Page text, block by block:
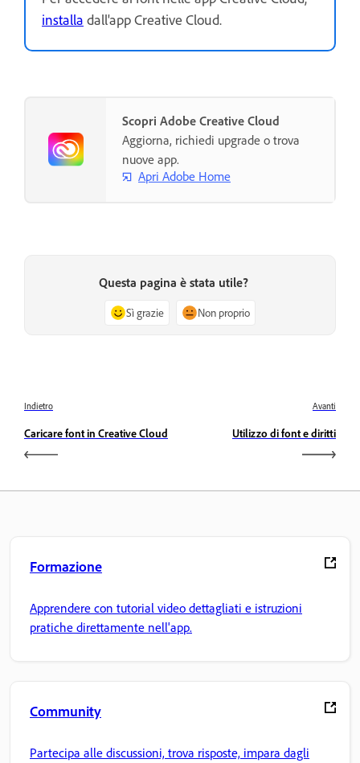
installa dall'app Creative Cloud.
Scopri Adobe Creative Cloud
Aggiorna, richiedi upgrade o trova
nuove app.
Apri Adobe Home
Questa pagina è stata utile?
Sì grazie Non proprio
Indietro
Caricare font in Creative Cloud
Avanti
Utilizzo di font e diritti
Formazione
Apprendere con tutorial video dettagliati e istruzioni
pratiche direttamente nell'app.
Community
Partecipa alle discussioni, trova risposte, impara dagli